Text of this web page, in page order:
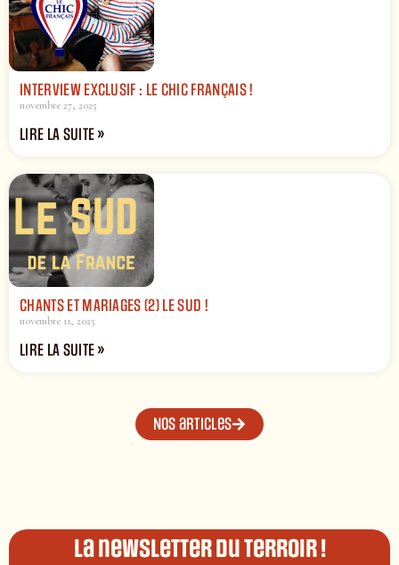
INTERVIEW EXCLUSIF : LE CHIC FRANÇAIS !
novembre 27, 2025
LIRE LA SUITE »
CHANTS ET MARIAGES (2) LE SUD !
novembre 11, 2025
LIRE LA SUITE »
Nos articles
La newsletter du terroir !